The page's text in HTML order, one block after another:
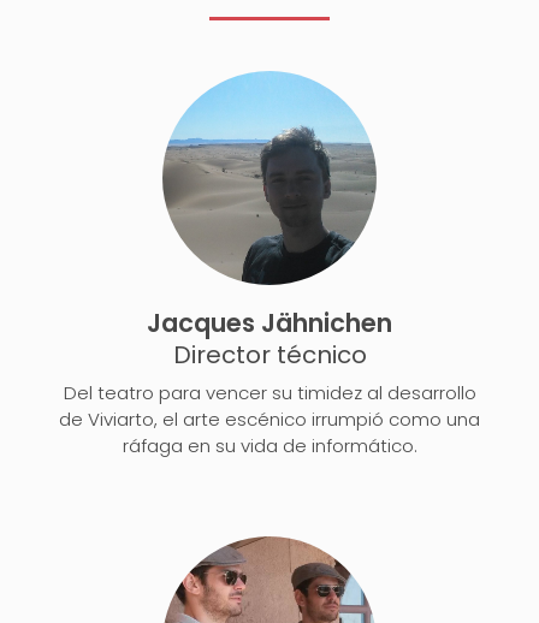
Jacques Jähnichen
Director técnico
Del teatro para vencer su timidez al desarrollo
de Viviarto, el arte escénico irrumpió como una
ráfaga en su vida de informático.